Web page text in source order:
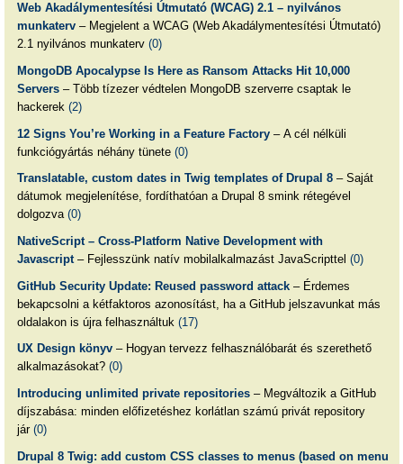
Web Akadálymentesítési Útmutató (WCAG) 2.1 – nyilvános
munkaterv– Megjelent a WCAG (Web Akadálymentesítési Útmutató)
2.1 nyilvános munkaterv (0)
MongoDB Apocalypse Is Here as Ransom Attacks Hit 10,000
Servers– Több tízezer védtelen MongoDB szerverre csaptak le
hackerek (2)
12 Signs You’re Working in a Feature Factory– A cél nélküli
funkciógyártás néhány tünete (0)
Translatable, custom dates in Twig templates of Drupal 8– Saját
dátumok megjelenítése, fordíthatóan a Drupal 8 smink rétegével
dolgozva (0)
NativeScript – Cross-Platform Native Development with
Javascript– Fejlesszünk natív mobilalkalmazást JavaScripttel (0)
GitHub Security Update: Reused password attack– Érdemes
bekapcsolni a kétfaktoros azonosítást, ha a GitHub jelszavunkat más
oldalakon is újra felhasználtuk (17)
UX Design könyv– Hogyan tervezz felhasználóbarát és szerethető
alkalmazásokat? (0)
Introducing unlimited private repositories– Megváltozik a GitHub
díjszabása: minden előfizetéshez korlátlan számú privát repository
jár (0)
Drupal 8 Twig: add custom CSS classes to menus (based on menu